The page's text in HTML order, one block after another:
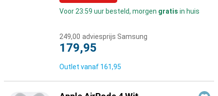
Voor 23:59 uur besteld, morgen gratis in huis
249,00 adviesprijs Samsung
179,95
Outlet vanaf 161,95